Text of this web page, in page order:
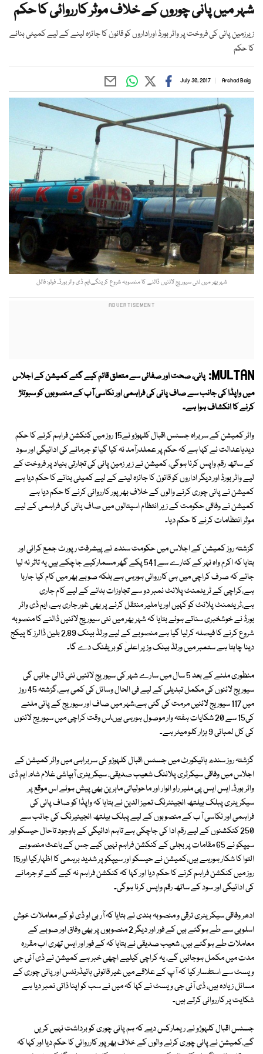
شہر میں پانی چوروں کے خلاف موثر کارروائی کا حکم
زیرزمین پانی کی فروخت پر واٹر بورڈ اوراداروں کو قانون کا جائزہ لینے کے لیے کمیٹی بنانے
کا حکم
Arshad Baig
July 30, 2017
شہر بھر میں نئی سیوریج لائنیں ڈالنے کا منصوبہ شروع کرینگے،ایم ڈی واٹر بورڈ۔ فوٹو: فائل
MULTAN: پانی، صحت اور صفائی سے متعلق قائم کیے گئے کمیشن کے اجلاس
میں واپڈا کی جانب سے صاف پانی کی فراہمی اور نکاسی آب کے منصوبوں کو سبوتاژ
کرنے کا انکشاف ہوا ہے۔
واٹر کمیشن کے سربراہ جسٹس اقبال کلہوڑو نے15 روز میں کنکشن فراہم کرنے کا حکم
دیدیاعدالت نے کہا ہے کہ حکم پر عملدرآمد نہ کیا گیا تو جرمانے کی ادائیگی اور سود
کے ساتھ رقم واپس کرنا ہوگی، کمیشن نے زیر زمین پانی کی تجارتی بنیاد پر فروخت کے
لیے واٹر بورڈ اور دیگر اداروں کو قانون کا جائزہ لینے کے لیے کمیٹی بنانے کا حکم دیا ہے
کمیشن نے پانی چوری کرنے والوں کے خلاف بھرپور کارروائی کرنے کا حکم دیا ہے
کمیشن نے وفاقی حکومت کے زیر انتظام اسپتالوں میں صاف پانی کی فراہمی کے لیے
موثر انتظامات کرنے کا حکم دیا۔
گزشتہ روز کمیشن کے اجلاس میں حکومت سندھ نے پیشرفت رپورٹ جمع کرائی اور
بتایا کہ اکرم واہ نہر کے کنارے سے 541 پکے گھر مسمارکیے جاچکے ہیں یہ تاثر نہ لیا
جائے کہ صرف کراچی میں ہی کارروائی ہورہی ہے بلکہ صوبے بھر میں کام کیا جارہا
ہے،کراچی کے ٹریٹمنٹ پلانٹ نمبر دو سے تجاوزات ہٹانے کے لیے کام جاری
ہے،ٹریٹمنٹ پلانٹ کو کہیں اور یا ملیر منتقل کرنے پر بھی غور جاری ہے، ایم ڈی واٹر
بورڈ نے خوشخبری سناتے ہوئے بتایا کہ شہر بھر میں نئی سیوریج لائنیں ڈالنے کا منصوبہ
شروع کرنے کا فیصلہ کرلیا گیا ہے منصوبے کے لیے ورلڈ بینک 2.89 بلین ڈالرز کا پیکج
دینا چاہتا ہے ستمبر میں ورلڈ بینک وزیر اعلیٰ کو بریفنگ دے گا۔
منظوری ملنے کے بعد 5 سال میں سارے شہر کی سیوریج لائنیں نئی ڈالی جائیں گی
سیوریج لائنوں کی مکمل تبدیلی کے لیے فی الحال وسائل کی کمی ہے،گزشتہ 45 روز
میں 117 سیوریج لائنیں مرمت کی گئی ہے،شہر میں صاف اور سیوریج کے پانی ملنے
کی15 سے 20 شکایات ہفتہ وار موصول ہورہی ہیںاس وقت کراچی میں سیوریج لائنوں
کی کل لمبائی 9 ہزار کلو میٹر ہے۔
گزشتہ روز سندھ ہائیکورٹ میں جسٹس اقبال کلہوڑو کی سربراہی میں واٹر کمیشن کے
اجلاس میں وفاقی سیکرٹری پلاننگ شعیب صدیقی، سیکریٹری آبپاشی غلام شاہ، ایم ڈی
واٹر بورڈ، ایس ایس پی ملیر راو انوار اور ماحولیاتی ماہرین بھی پیش ہوئے اس موقع پر
سیکریٹری پبلک ہیلتھ انجینئرنگ تمیز الدین نے بتایا کہ واپڈا کو صاف پانی کی
فراہمی اور نکاسی آب کے منصوبوں کے لیے پبلک ہیلتھ انجینیرنگ کی جانب سے
250 کنکشنوں کے لیے رقم ادا کی جاچکی ہے تاہم ادائیگی کے باوجود تاحال حیسکو اور
سیپکو نے 65 مقامات پر بجلی کے کنکشن فراہم نہیں کیے جس کے باعث منصوبے
التوا کا شکار ہورہے ہیں،کمیشن نے حیسکو اور سیپکو پر شدید برہمی کا اظہارکیا اور15
روز میں کنکشن فراہم کرنے کا حکم دیا اور کہا کہ کنکشن فراہم نہ کیے گئے تو جرمانے
کی ادائیگی اور سود کے ساتھ رقم واپس کرنا ہوگی۔
ادھر وفاقی سیکریٹری ترقی و منصوبہ بندی نے بتایا کہ آر بی او ڈی ٹو کے معاملات خوش
اسلوبی سے طے ہوگئے ہیں کے فور اور دیگر 2 منصوبوں پر بھی وفاق اور صوبے کے
معاملات طے ہوگئے ہیں، شعیب صدیقی نے بتایا کہ کے فور اور ایس تھری اب مقررہ
مدت میں مکمل ہوجائیں گے، یہ کراچی کیلیے اچھی خبر ہے کمیشن نے ڈی آئی جی
ویسٹ سے استفسار کیا کہ آپ کے علاقے میں غیر قانونی ہائیڈرنٹس اور پانی چوری کے
مسائل زیادہ ہیں، ڈی آئی جی ویسٹ نے کہا کہ میں نے سب کو اپنا ذاتی نمبر دیا ہے
شکایت پر کارروائی کرتے ہیں۔
جسٹس اقبال کلہوڑو نے ریمارکس دیے کہ ہم پانی چوری کو برداشت نہیں کریں
گے،کمیشن نے پانی چوری کرنے والوں کے خلاف بھرپور کارروائی کا حکم دیا اور کہا کہ